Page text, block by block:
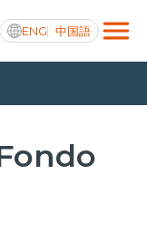
ENG 中国語